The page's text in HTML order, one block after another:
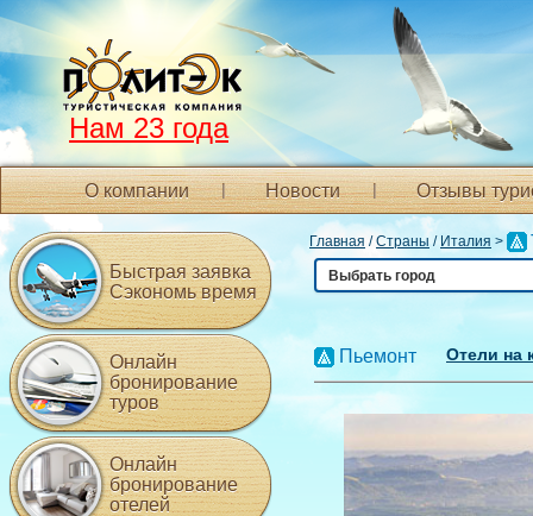
Нам 23 года
О компании Новости Отзывы
Главная /Страны / Италия >
Выбрать город
Пьемонт Отели на
Быстрая заявка
Сэкономь время
Онлайн
бронирование
туров
Онлайн
бронирование
отелей